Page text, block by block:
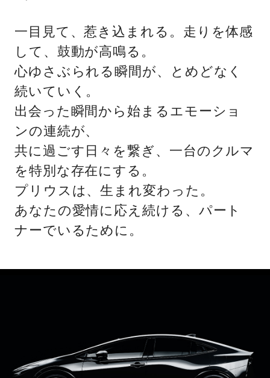
一目見て、惹き込まれる。走りを体感
して、鼓動が高鳴る。
心ゆさぶられる瞬間が、とめどなく
続いていく。
出会った瞬間から始まるエモーショ
ンの連続が、
共に過ごす日々を繋ぎ、一台のクルマ
を特別な存在にする。
プリウスは、生まれ変わった。
あなたの愛情に応え続ける、パート
ナーでいるために。